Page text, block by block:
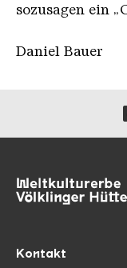
sozusagen ein
Daniel Bauer
Kontakt